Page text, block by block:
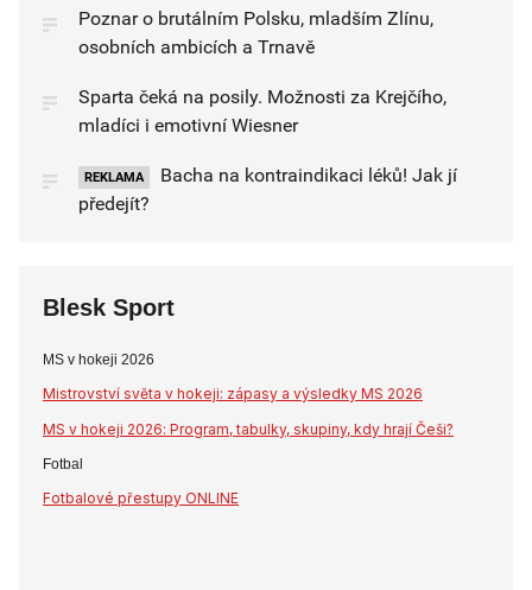
Poznar o brutálním Polsku, mladším Zlínu,
osobních ambicích a Trnavě
Sparta čeká na posily. Možnosti za Krejčího,
mladíci i emotivní Wiesner
REKLAMA
Bacha na kontraindikaci léků! Jak jí
předejít?
Blesk Sport
MS v hokeji 2026
Mistrovství světa v hokeji: zápasy a výsledky MS 2026
MS v hokeji 2026: Program, tabulky, skupiny, kdy hrají Češi?
Fotbal
Fotbalové přestupy ONLINE